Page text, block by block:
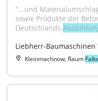
"...und
sowie Produkte der
Deutschlands.
Liebherr-Baumaschinen
Kleinmachnow, Raum